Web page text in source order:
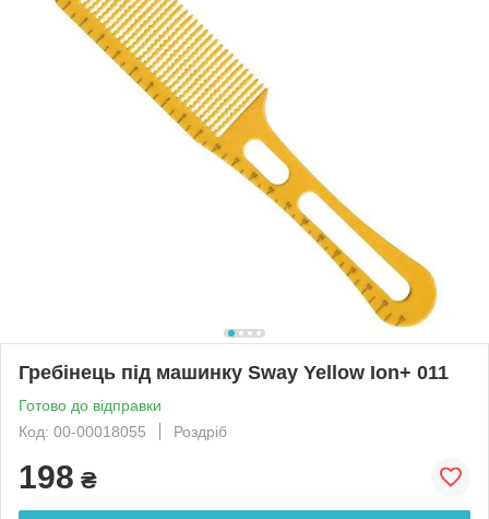
Гребінець під машинку Sway Yellow Ion+ 011
Готово до відправки
Код: 00-00018055
Роздріб
198 ₴